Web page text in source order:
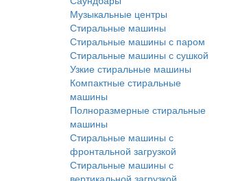
Музыкальные центры
Стиральные машины
Стиральные машины с паром
Стиральные машины с сушкой
Узкие стиральные машины
Компактные стиральные
машины
Полноразмерные стиральные
машины
Стиральные машины с
фронтальной загрузкой
Стиральные машины с
вертикальной загрузкой